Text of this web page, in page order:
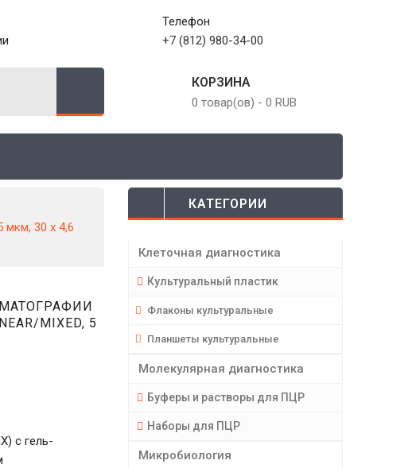
Телефон
+7 (812) 980-34-00
КОРЗИНА
0 товар(ов) - 0 RUB
мкм, 30 x 4,6
MIXED, 5
с гель-
КАТЕГОРИИ
Клеточная диагностика
Культуральный пластик
Флаконы культуральные
Планшеты культуральные
Молекулярная диагностика
Буферы и растворы для ПЦР
Наборы для ПЦР
Микробиология